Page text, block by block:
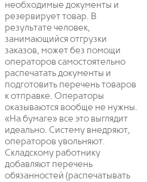
необходимые документы и
резервирует товар. В
результате человек,
занимающийся отгрузки
заказов, может без помощи
операторов самостоятельно
распечатать документы и
подготовить перечень товаров
к отправке. Операторы
оказываются вообще не нужны.
«На бумаге» все это выглядит
идеально. Систему внедряют,
операторов увольняют.
Складскому работнику
добавляют перечень
обязанностей (распечатывать